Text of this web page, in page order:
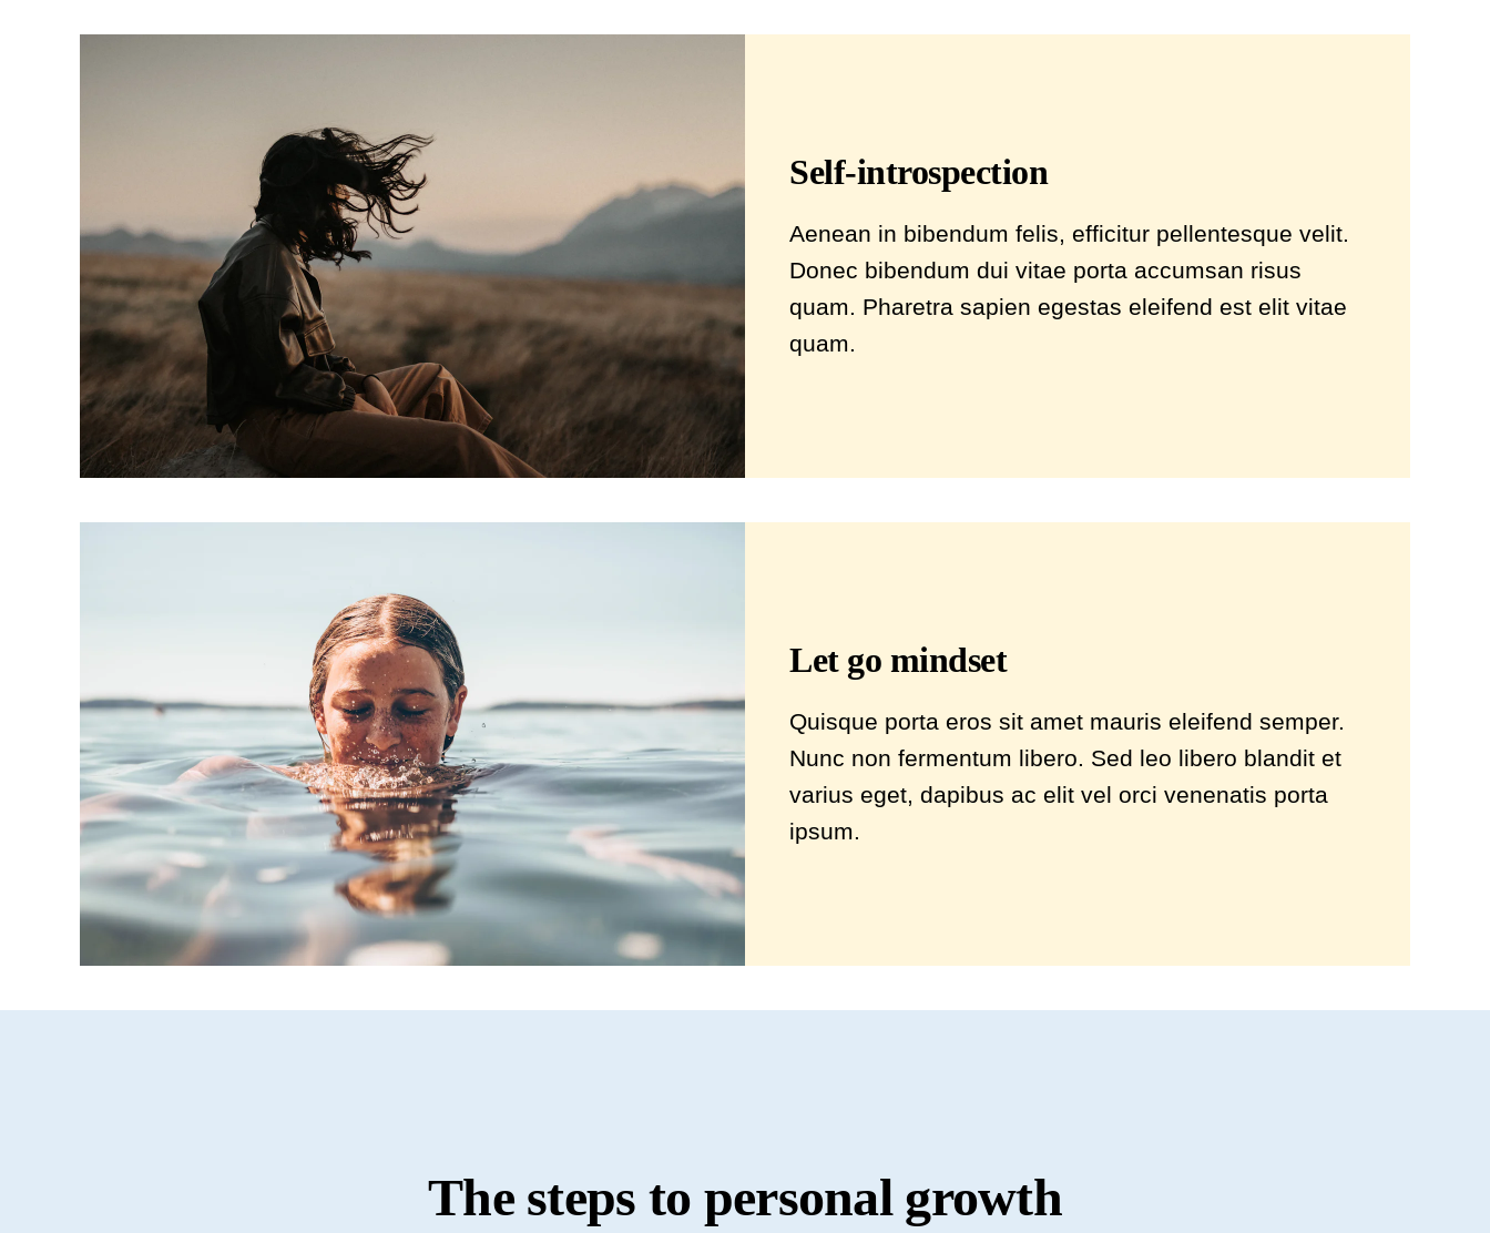
Self-introspection
Aenean in bibendum felis, efficitur pellentesque velit.
Donec bibendum dui vitae porta accumsan risus
quam. Pharetra sapien egestas eleifend est elit vitae
quam.
Let go mindset
Quisque porta eros sit amet mauris eleifend semper.
Nunc non fermentum libero. Sed leo libero blandit et
varius eget, dapibus ac elit vel orci venenatis porta
ipsum.
The steps to personal growth